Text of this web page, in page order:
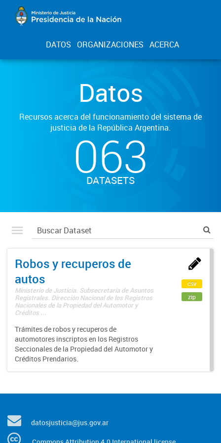
DATOS ORGANIZACIONES ACERCA
Datos
Recursos acerca del funcionamiento del sistema de
justicia de la República Argentina.
063
DATASETS
Robos y recuperos de
autos
Ministerio de Justicia. Subsecretaría de Asuntos
Registrales. Dirección Nacional de los Registros
Nacionales de la Propiedad del Automotor y
Créditos ...
Trámites de robos y recuperos de
automotores inscriptos en los Registros
Seccionales de la Propiedad del Automotor y
Créditos Prendarios.
csv
zip
datosjusticia@jus.gov.ar